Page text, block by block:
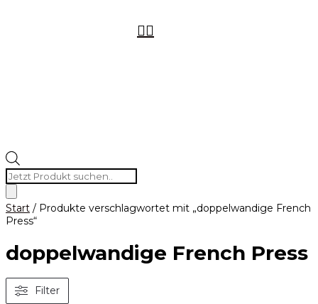
Products
search

Start / Produkte verschlagwortet mit „doppelwandige French
Press“
doppelwandige French Press
Filter